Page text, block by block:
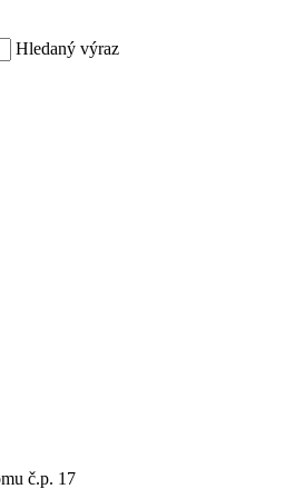
Hledaný výraz
č.p. 17